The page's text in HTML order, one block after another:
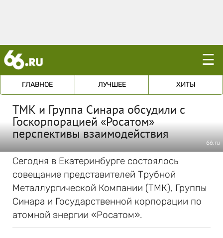
☰
ГЛАВНОЕ ЛУЧШЕЕ ХИТЫ
ТМК и Группа Синара обсудили с
Госкорпорацией «Росатом»
перспективы взаимодействия
66.ru
Сегодня в Екатеринбурге состоялось
совещание представителей Трубной
Металлургической Компании (ТМК), Группы
Синара и Государственной корпорации по
атомной энергии «Росатом».